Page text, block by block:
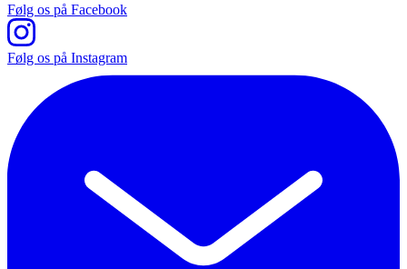
Følg os på Facebook
Følg os på Instagram